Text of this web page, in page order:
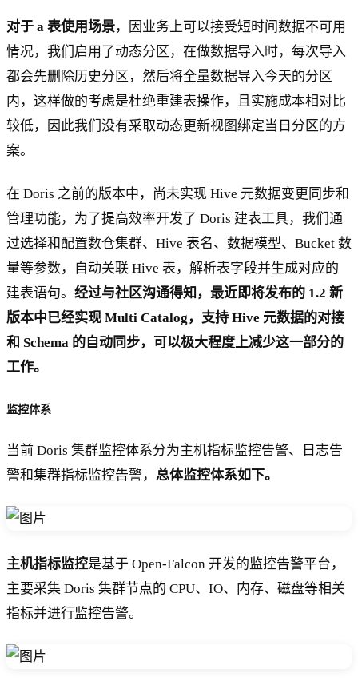
对于 a 表使用场景，因业务上可以接受短时间数据不可用
情况，我们启用了动态分区，在做数据导入时，每次导入
都会先删除历史分区，然后将全量数据导入今天的分区
内，这样做的考虑是杜绝重建表操作，且实施成本相对比
较低，因此我们没有采取动态更新视图绑定当日分区的方
案。
在 Doris 之前的版本中，尚未实现 Hive 元数据变更同步和
管理功能，为了提高效率开发了 Doris 建表工具，我们通
过选择和配置数仓集群、Hive 表名、数据模型、Bucket 数
量等参数，自动关联 Hive 表，解析表字段并生成对应的
建表语句。 经过与社区沟通得知，最近即将发布的 1.2 新
版本中已经实现 Multi Catalog，支持 Hive 元数据的对接
和 Schema 的自动同步，可以极大程度上减少这一部分的
工作。
监控体系
当前 Doris 集群监控体系分为主机指标监控告警、日志告
警和集群指标监控告警， 总体监控体系如下。
主机指标监控是基于 Open-Falcon 开发的监控告警平台，
主要采集 Doris 集群节点的 CPU、IO、内存、磁盘等相关
指标并进行监控告警。